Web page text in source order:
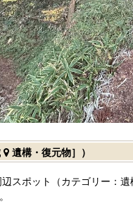
遺構・復元物］）
スポット（カテゴリー：遺